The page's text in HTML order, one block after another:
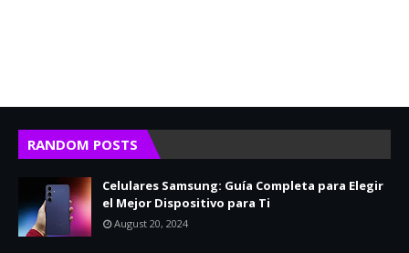
RANDOM POSTS
Celulares Samsung: Guía Completa para Elegir
el Mejor Dispositivo para Ti
August 20, 2024